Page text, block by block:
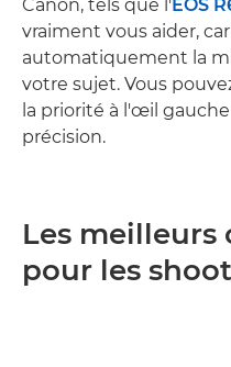
Canon, tels que l'EOS
vraiment vous aider,
automatiquement la
votre sujet. Vous
la priorité à l'œil
précision.
Les meilleurs
pour les